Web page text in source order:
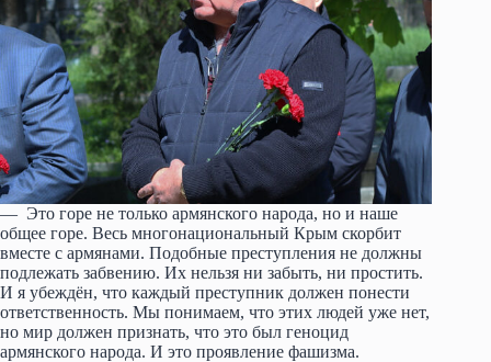
— Это горе не только армянского народа, но и наше
общее горе. Весь многонациональный Крым скорбит
вместе с армянами. Подобные преступления не должны
подлежать забвению. Их нельзя ни забыть, ни простить.
И я убеждён, что каждый преступник должен понести
ответственность. Мы понимаем, что этих людей уже нет,
но мир должен признать, что это был геноцид
армянского народа. И это проявление фашизма.